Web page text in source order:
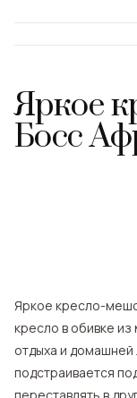
Яркое
Босс
Яркое кресло-
кресло в обивке из
отдыха и
подстраивается
переставлять в